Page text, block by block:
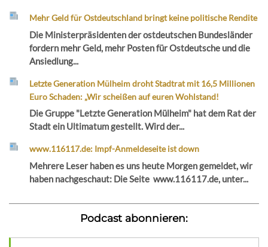
Mehr Geld für Ostdeutschland bringt keine politische Rendite
Die Ministerpräsidenten der ostdeutschen Bundesländer
fordern mehr Geld, mehr Posten für Ostdeutsche und die
Ansiedlung...
Letzte Generation Mülheim droht Stadtrat mit 16,5 Millionen
Euro Schaden: „Wir scheißen auf euren Wohlstand!
Die Gruppe "Letzte Generation Mülheim" hat dem Rat der
Stadt ein Ultimatum gestellt. Wird der...
www.116117.de: Impf-Anmeldeseite ist down
Mehrere Leser haben es uns heute Morgen gemeldet, wir
haben nachgeschaut: Die Seite www.116117.de, unter...
Podcast abonnieren: